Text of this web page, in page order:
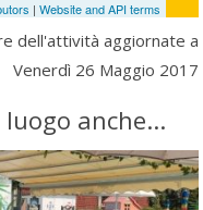
| Website and API terms
dell'attività aggiornate a
Venerdì 26 Maggio 2017
anche...